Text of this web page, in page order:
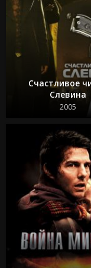
Счастливое
Слевина
2005